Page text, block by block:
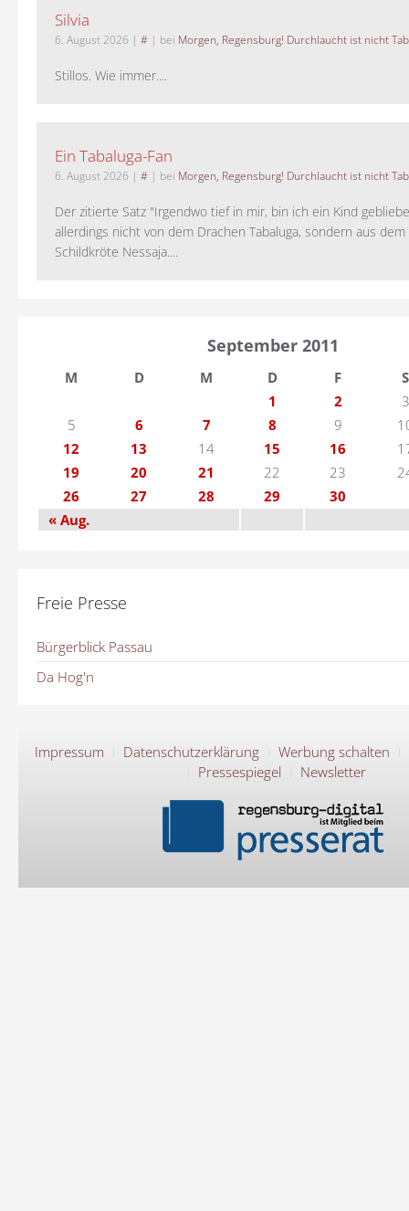
Silvia
6. August 2026 | # | bei Morgen, Regensburg! Durchlaucht ist nicht
Stillos. Wie immer....
Ein Tabaluga-Fan
6. August 2026 | # | bei Morgen, Regensburg! Durchlaucht ist nicht
Der zitierte Satz "Irgendwo tief in mir, bin ich ein Kind
allerdings nicht von dem Drachen Tabaluga, sondern aus
Schildkröte Nessaja....
September 2011
M D M D F
S
1
2
3
5
6 7 8 9
12
13 14 15 16
19
20 21 22 23
26
27 28 29
30
« Aug.
Freie Presse
Bürgerblick Passau
Da Hog'n
Impressum Datenschutzerklärung
Werbung schalten
Pressespiegel
Newsletter